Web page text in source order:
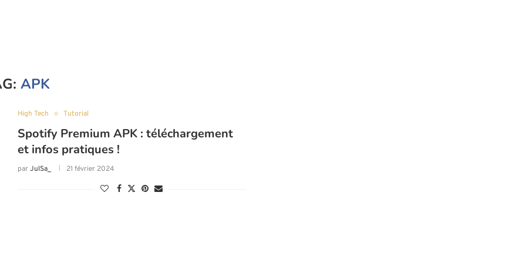
APK
High Tech Tutorial
Spotify Premium APK : téléchargement
et infos pratiques !
parJulSa_ 21 février 2024